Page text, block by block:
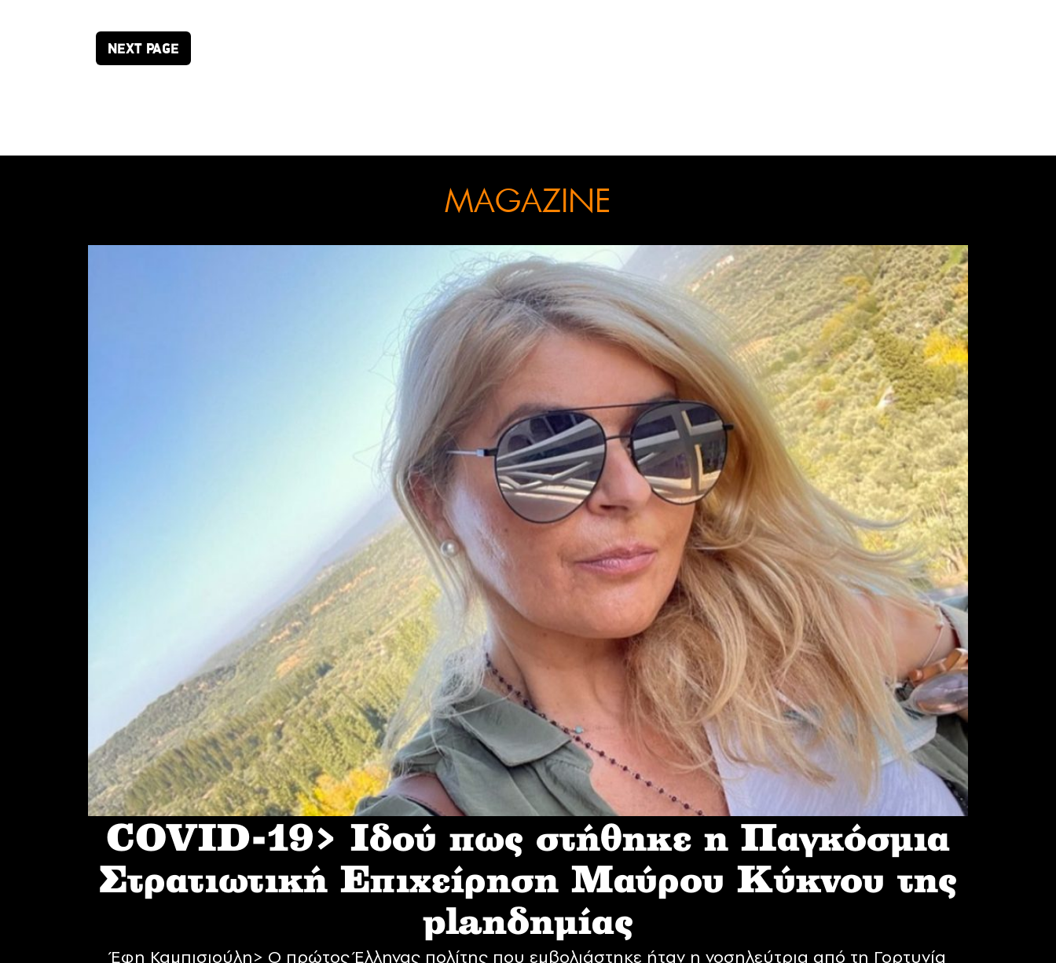
NEXT PAGE
MAGAZINE
COVID-19> Iδού πως στήθηκε η Παγκόσμια
Στρατιωτική Επιχείρηση Mαύρου Κύκνου της
planδημίας
Έφη Καμπισιούλη> Ο πρώτος Έλληνας πολίτης που εμβολιάστηκε ήταν η νοσηλεύτρια από τη Γορτυνία